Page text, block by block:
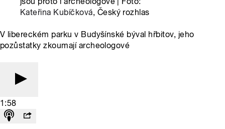
Kateřina Kubíčková, Český rozhlas
V libereckém parku v Budyšínské býval hřbitov, jeho
pozůstatky zkoumají archeologové
1:58